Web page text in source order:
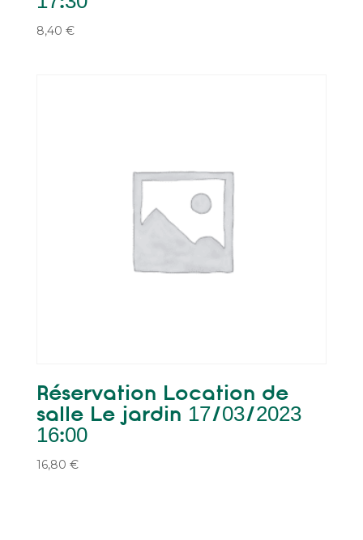
8,40 €
Réservation Location de
salle Le jardin 17/03/2023
16:00
16,80 €